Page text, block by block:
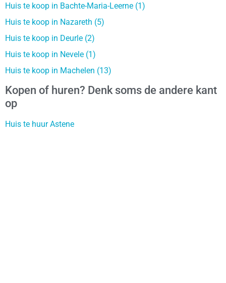
Huis te koop in Bachte-Maria-Leerne (1)
Huis te koop in Nazareth (5)
Huis te koop in Deurle (2)
Huis te koop in Nevele (1)
Huis te koop in Machelen (13)
Kopen of huren? Denk soms de andere kant
op
Huis te huur Astene